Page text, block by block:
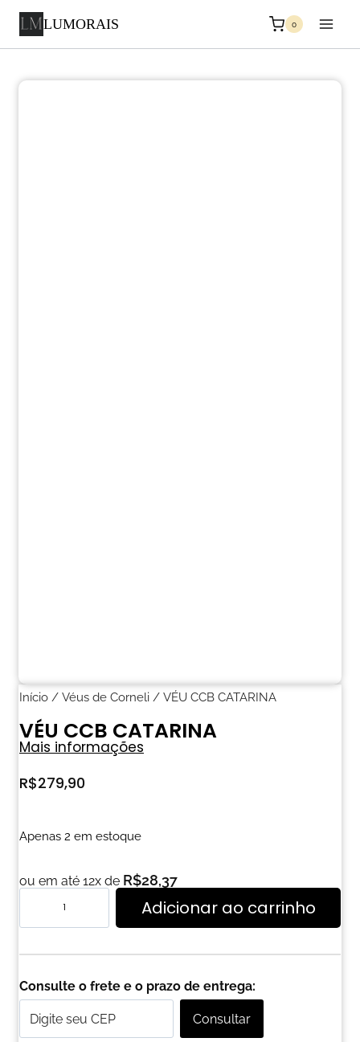
LUMORAIS 0
Início / Véus de Corneli / VÉU CCB CATARINA
VÉU CCB CATARINA
Mais informações
R$279,90
Apenas 2 em estoque
ou em até 12x de R$28,37
Adicionar ao carrinho
Consulte o frete e o prazo de entrega:
Consultar